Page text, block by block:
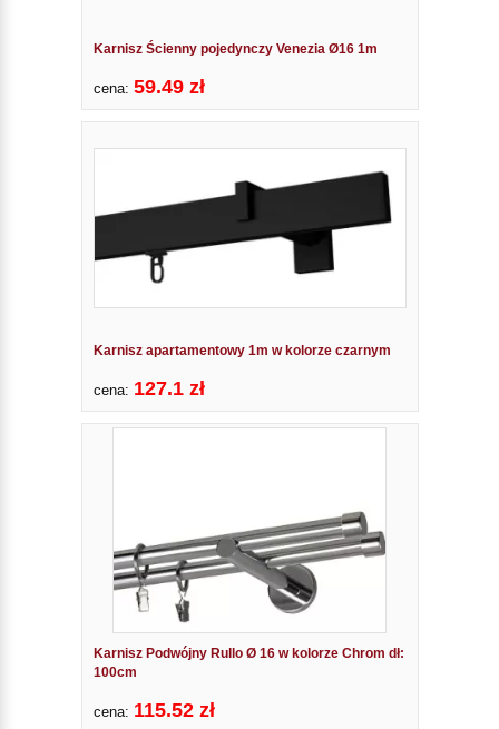
Karnisz Ścienny pojedynczy Venezia Ø16 1m
cena: 59.49 zł
Karnisz apartamentowy 1m w kolorze czarnym
cena: 127.1 zł
Karnisz Podwójny Rullo Ø 16 w kolorze Chrom dł:
100cm
cena: 115.52 zł